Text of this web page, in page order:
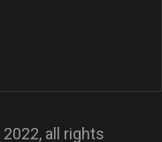
2022, all rights